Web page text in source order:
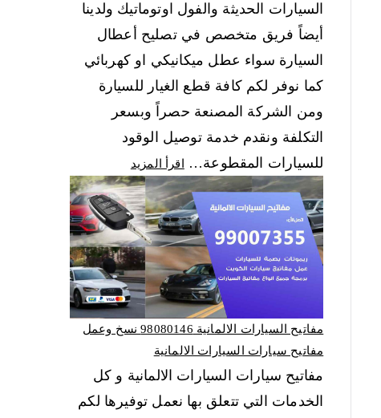
السيارات الحديثة والفول اوتوماتيك ولدينا
أيضاً فريق متخصص في تصليح أعطال
السيارة سواء عطل ميكانيكي او كهربائي
كما نوفر لكم كافة قطع الغيار للسيارة
ومن الشركة المصنعة حصراً وبسعر
التكلفة ونقدم خدمة توصيل الوقود
للسيارات المقطوعة…
اقرأ المزيد
مفاتيح السيارات الالمانية 98080146‬ نسخ وعمل
مفاتيح سيارات السيارات الالمانية
مفاتيح سيارات السيارات الالمانية و كل
الخدمات التي تتعلق بها نعمل توفيرها لكم